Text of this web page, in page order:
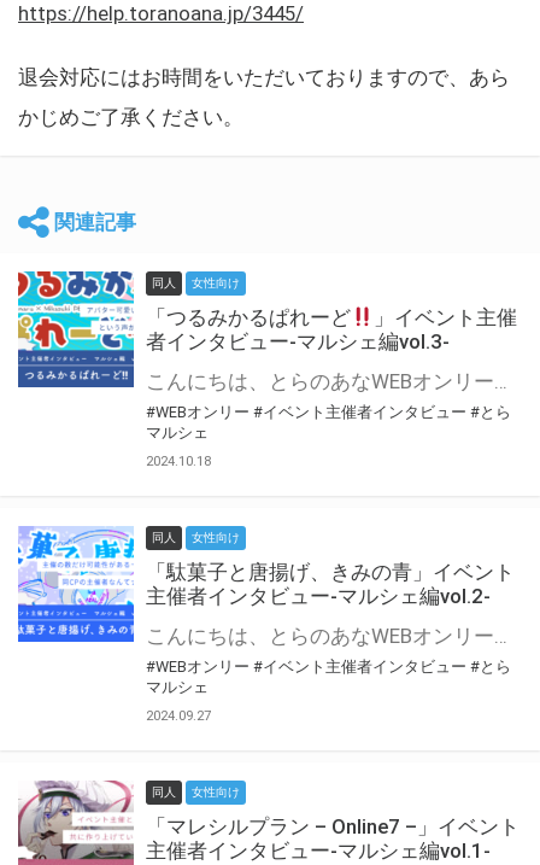
https://help.toranoana.jp/3445/
退会対応にはお時間をいただいておりますので、あら
かじめご了承ください。
関連記事
同人 女性向け
「つるみかるぱれーど
」イベント主催
者インタビュー-マルシェ編vol.3-
こんにちは、とらのあなWEBオンリー運営スタッフです。 新たにお届けする、イベント主催者インタビュー-マルシェ編-は、 とらのあなWEBオンリー「マルシェ」をご利用した主催様に 「マルシェ」を使って開催した感想や心がけをお聞きする企画です。 今回は、WEBオンリー初開催「つるみかるぱれーど
#WEBオンリー #イベント主催者インタビュー #とら
マルシェ
2024.10.18
同人 女性向け
「駄菓子と唐揚げ、きみの青」イベント
主催者インタビュー-マルシェ編vol.2-
こんにちは、とらのあなWEBオンリー運営スタッフです。 新たにお届けする、イベント主催者インタビュー-マルシェ編-は、 とらのあなWEBオンリー「マルシェ」をご利用の主催様に 「マルシェ」を使ってイベントを開催した感想や心がけをお聞きする企画です。 今回は、WEBオンリー初開催「駄菓子と唐揚げ、きみの青」より、 主催のぎこ六屋様にお話を伺いました。 協力：ぎこ六屋様／イベント公式Twitter（@krkgwks） とらのあなWEBオンリー「マルシェ」とは？ WEBオンリーでリアルタイムでコミュニケーションがとれるオンライン会場です。
#WEBオンリー #イベント主催者インタビュー #とら
マルシェ
2024.09.27
同人 女性向け
「マレシルプラン – Online7 –」イベント
主催者インタビュー-マルシェ編vol.1-